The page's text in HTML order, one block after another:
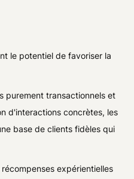
le potentiel de favoriser la
purement transactionnels et
d'interactions concrètes, les
base de clients fidèles qui
expérientielles